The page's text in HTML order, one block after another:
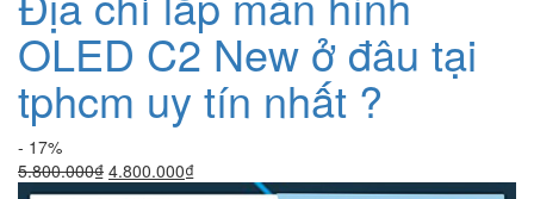
OLED C2 New ở đâu tại
tphcm uy tín nhất ?
- 17%
5.800.000₫ Giá
gốc
4.800.000₫Giá
hiện